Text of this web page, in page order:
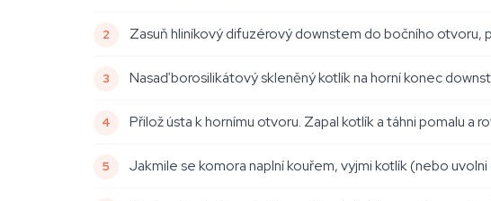
Zasuň hliníkový difuzérový downstem do bočního otvoru,
Nasaď borosilikátový skleněný kotlík na horní konec
Přilož ústa k hornímu otvoru. Zapal kotlík a táhni pomalu a
Jakmile se komora naplní kouřem, vyjmi kotlík (nebo